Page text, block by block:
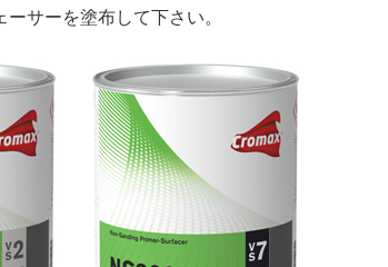
ーサーを塗布して下さい。